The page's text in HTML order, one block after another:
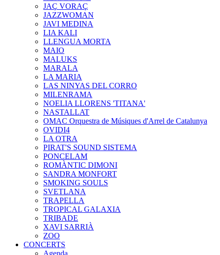
JAÇ VORAÇ
JAZZWOMAN
JAVI MEDINA
LIA KALI
LLENGUA MORTA
MAIO
MALUKS
MARALA
LA MARIA
LAS NINYAS DEL CORRO
MILENRAMA
NOELIA LLORENS 'TITANA'
NASTALLAT
OMAC Orquestra de Músiques d'Arrel de Catalunya
OVIDI4
LA OTRA
PIRAT'S SOUND SISTEMA
PONCELAM
ROMÀNTIC DIMONI
SANDRA MONFORT
SMOKING SOULS
SVETLANA
TRAPELLA
TROPICAL GALAXIA
TRIBADE
XAVI SARRIÀ
ZOO
CONCERTS
Agenda